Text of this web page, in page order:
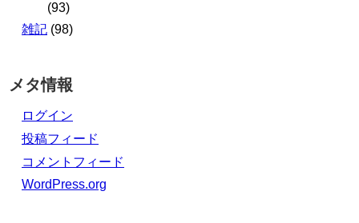
(93)
雑記 (98)
メタ情報
ログイン
投稿フィード
コメントフィード
WordPress.org